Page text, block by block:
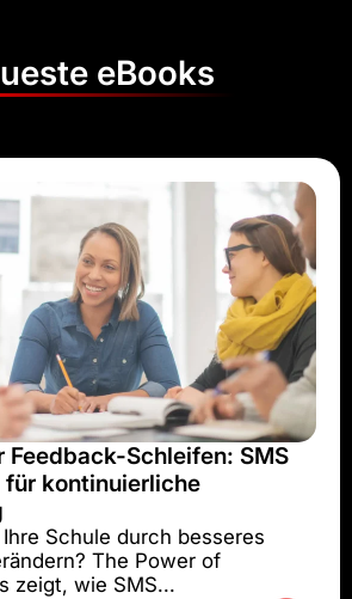
eBooks
Feedback-Schleifen: SMS
für kontinuierliche
Schule durch besseres
The Power of
zeigt, wie SMS...